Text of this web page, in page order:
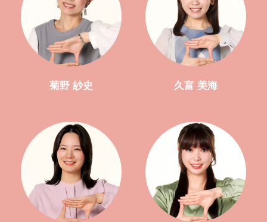
菊野 紗史 久富 美海